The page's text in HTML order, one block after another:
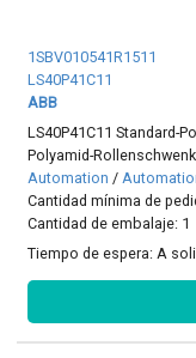
1SBV010541R1511
LS40P41C11
ABB
LS40P41C11 Standard-
Polyamid-
Automation /
Cantidad mínima de
Cantidad de embalaje: 1
Tiempo de espera:A